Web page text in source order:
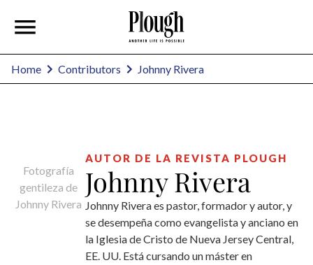
Home Contributors Johnny Rivera
Fotografía
gentileza de
Johnny Rivera
AUTOR DE LA REVISTA PLOUGH
Johnny Rivera
Johnny Rivera es pastor, formador y autor, y
se desempeña como evangelista y anciano en
la Iglesia de Cristo de Nueva Jersey Central,
EE. UU. Está cursando un máster en